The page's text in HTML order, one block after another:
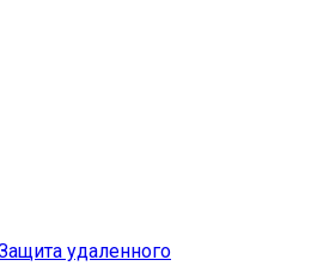
удаленного